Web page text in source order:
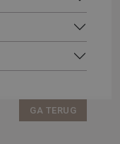
GA TERUG